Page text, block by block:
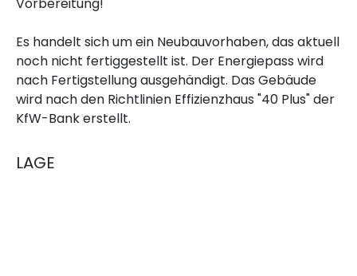
Es handelt sich um ein Neubauvorhaben, das aktuell
noch nicht fertiggestellt ist. Der Energiepass wird
nach Fertigstellung ausgehändigt. Das Gebäude
wird nach den Richtlinien Effizienzhaus "40 Plus" der
KfW-Bank erstellt.
LAGE